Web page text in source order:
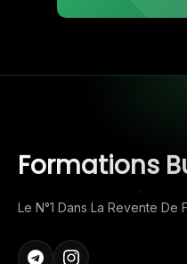
Formations
Le N°1 Dans La Revente De